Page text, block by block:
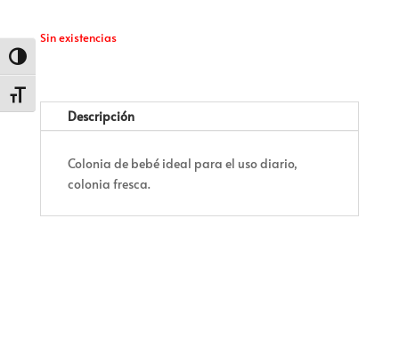
Alternar alto contraste
Alternar tamaño de letra
Sin existencias
Descripción
Colonia de bebé ideal para el uso diario,
colonia fresca.